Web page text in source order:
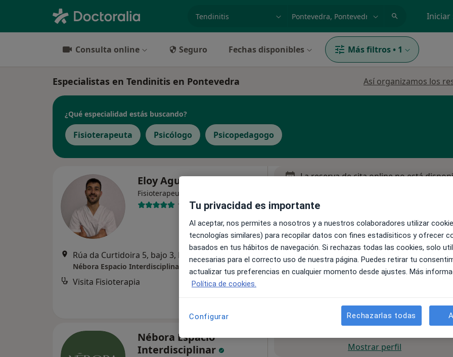
Iniciar
Consulta online Seguro Fechas disponibles Más filtros • 1
Especialistas en Tendinitis en Pontevedra Así organizamos los
¿Qué especialidad estás buscando?
Fisioterapeuta Psicólogo Psicopedagogo
Eloy Agulla Gago
Fisioterapeuta
13 opiniones
Rúa da Curtidoira 5, bajo 3, Pontevedra Mapa
Nébora Espacio Interdisciplinar
Visita Fisioterapia 35 €
La reserva de cita online no está
Nébora Espacio
Interdisciplinar
Mostrar perfil
Tu privacidad es importante
Al aceptar, nos permites a nosotros y a nuestros colaboradores utilizar
tecnologías similares) para recopilar datos con fines estadísiticos y ofrecer
basados en tus hábitos de navegación. Si rechazas todas las cookies, solo
necesarias para el correcto uso de nuestra página. Puedes retirar tu
actualizar tus preferencias en cualquier momento desde ajustes. Más
Política de cookies.
Configurar Rechazarlas todas